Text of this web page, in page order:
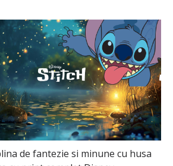
de fantezie si minune cu husa